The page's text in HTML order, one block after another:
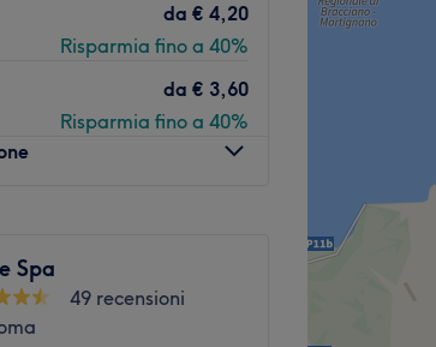
Torcegno del bus
due giovani ragazzi che
della
da € 4,20
Risparmia fino a 40%
da € 3,60
Risparmia fino a 40%
Spa
49 recensioni